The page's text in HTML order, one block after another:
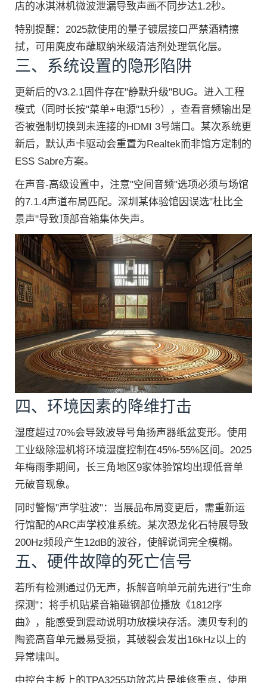
店的冰淇淋机微波泄漏导致声画不同步达1.2秒。
特别提醒：2025款使用的量子镀层接口严禁酒精擦
拭，可用麂皮布蘸取纳米级清洁剂处理氧化层。
三、系统设置的隐形陷阱
更新后的V3.2.1固件存在"静默升级"BUG。进入工程
模式（同时长按"菜单+电源"15秒），查看音频输出是
否被强制切换到未连接的HDMI 3号端口。某次系统更
新后，默认声卡驱动会重置为Realtek而非馆方定制的
ESS Sabre方案。
在声音-高级设置中，注意"空间音频"选项必须与场馆
的7.1.4声道布局匹配。深圳某体验馆因误选"杜比全
景声"导致顶部音箱集体失声。
四、环境因素的降维打击
湿度超过70%会导致波导号角扬声器纸盆变形。使用
工业级除湿机将环境湿度控制在45%-55%区间。2025
年梅雨季期间，长三角地区9家体验馆均出现低音单
元破音现象。
同时警惕"声学驻波"：当展品布局变更后，需重新运
行馆配的ARC声学校准系统。某次恐龙化石特展导致
200Hz频段产生12dB的波谷，使解说词完全模糊。
五、硬件故障的死亡信号
若所有检测通过仍无声，拆解音响单元前先进行"生命
探测"：将手机贴紧音箱磁钢部位播放《1812序
曲》，能感受到震动说明功放模块存活。澳贝专利的
陶瓷高音单元最易受损，其破裂会发出16kHz以上的
异常啸叫。
中控台主板上的TPA3255功放芯片是维修重点，使用